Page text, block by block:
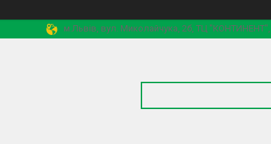
м.Львів, вул. Миколайчука, 2б, ТЦ "КОНТИНЕНТ",